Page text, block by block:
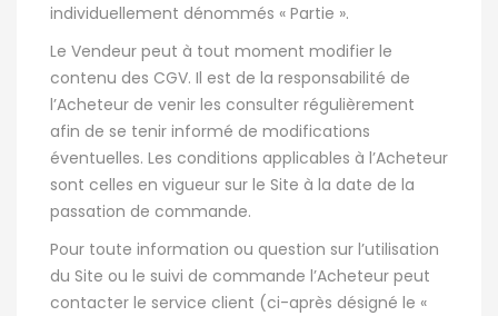
individuellement dénommés « Partie ».
Le Vendeur peut à tout moment modifier le
contenu des CGV. Il est de la responsabilité de
l’Acheteur de venir les consulter régulièrement
afin de se tenir informé de modifications
éventuelles. Les conditions applicables à l’Acheteur
sont celles en vigueur sur le Site à la date de la
passation de commande.
Pour toute information ou question sur l’utilisation
du Site ou le suivi de commande l’Acheteur peut
contacter le service client (ci-après désigné le «